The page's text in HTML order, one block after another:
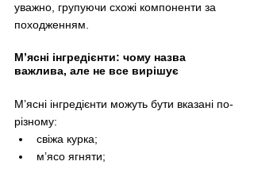
уважно, групуючи схожі компоненти за
походженням.
М’ясні інгредієнти: чому назва
важлива, але не все вирішує
М’ясні інгредієнти можуть бути вказані по-
різному:
свіжа курка;
м’ясо ягняти;